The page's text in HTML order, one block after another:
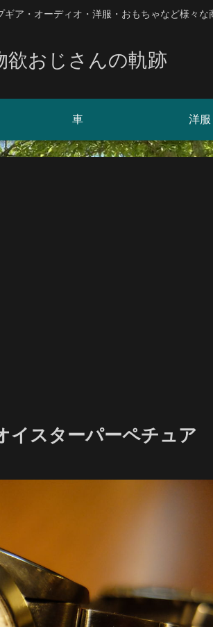
ア・オーディオ・洋服・おもちゃなど様々
欲おじさんの軌跡
車 洋服
イスターパーペチュア